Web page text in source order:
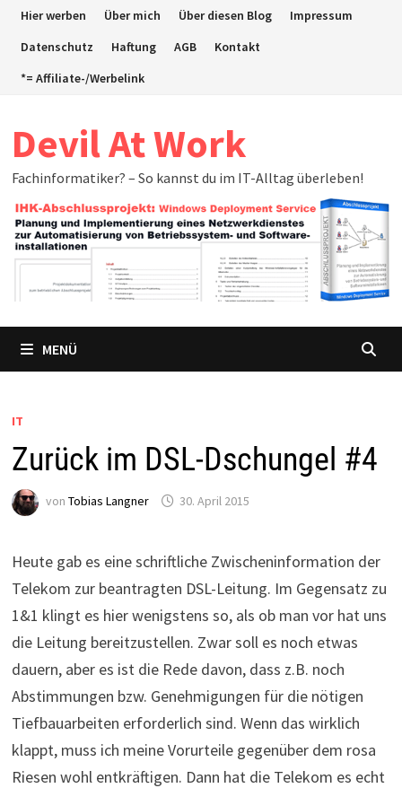
ZumHier werben Über mich Über diesen Blog
Impressum
Datenschutz
Haftung AGB
Kontakt
*= Affiliate-/Werbelink
Devil At Work
Fachinformatiker? – So kannst du im IT-Alltag überleben!
MENÜ
IT
Zurück im DSL-Dschungel #4
von Tobias Langner 30. April 2015
Heute gab es eine schriftliche Zwischeninformation der
Telekom zur beantragten DSL-Leitung. Im Gegensatz zu
1&1 klingt es hier wenigstens so, als ob man vor hat uns
die Leitung bereitzustellen. Zwar soll es noch etwas
dauern, aber es ist die Rede davon, dass z.B. noch
Abstimmungen bzw. Genehmigungen für die nötigen
Tiefbauarbeiten erforderlich sind. Wenn das wirklich
klappt, muss ich meine Vorurteile gegenüber dem rosa
Riesen wohl entkräftigen. Dann hat die Telekom es echt